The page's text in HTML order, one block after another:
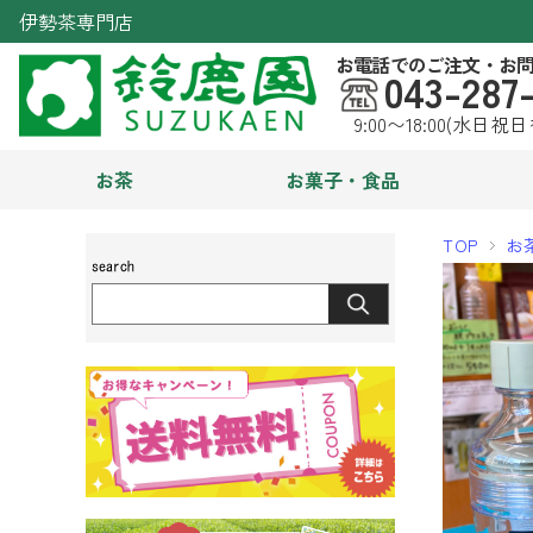
伊勢茶専門店
お電話でのご注文・お
043-
9:00〜18:00(水日祝
お茶
お菓子・食品
TOP お